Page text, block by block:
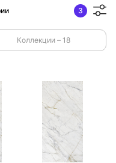
3
Коллекции – 18